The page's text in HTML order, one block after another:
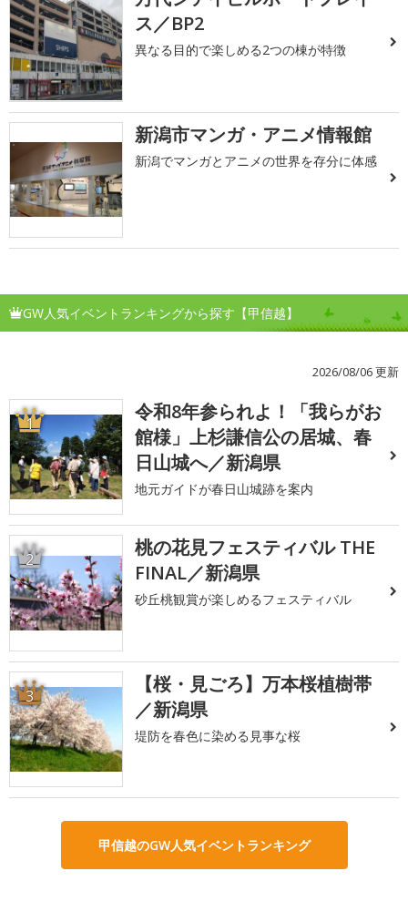
ス／BP2
異なる目的で楽しめる2つの棟が特徴
新潟市マンガ・アニメ情報館
新潟でマンガとアニメの世界を存分に体感
GW人気イベントランキングから探す【甲信越】
2026/08/06 更新
1
令和8年参られよ！「我らがお
館様」上杉謙信公の居城、春
日山城へ／新潟県
地元ガイドが春日山城跡を案内
2
桃の花見フェスティバル THE
FINAL／新潟県
砂丘桃観賞が楽しめるフェスティバル
3
【桜・見ごろ】万本桜植樹帯
／新潟県
堤防を春色に染める見事な桜
甲信越のGW人気イベントランキング